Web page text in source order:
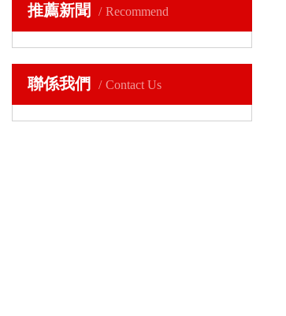
推薦新聞 Recommend
聯係我們 Contact Us